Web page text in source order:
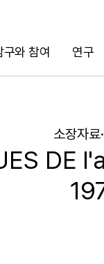
구와 참여 연구
소장자료
DE